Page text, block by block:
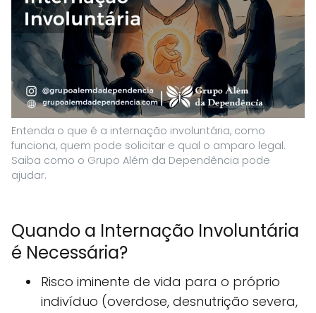
Entenda o que é a internação involuntária, como
funciona, quem pode solicitar e qual o amparo legal.
Saiba como o Grupo Além da Dependência pode
ajudar.
Quando a Internação Involuntária
é Necessária?
Risco iminente de vida para o próprio
indivíduo (overdose, desnutrição severa,